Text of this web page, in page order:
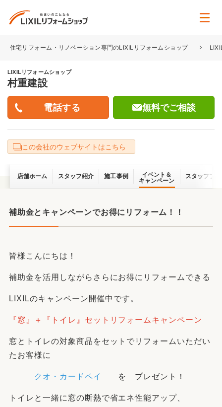
住宅リフォーム・リノベーション専門のLIXILリフォームショップ
LIXILリフォームショップ
村重建設
無料でご相談
この会社のウェブサイトはこちら
店舗ホーム スタッフ紹介 施工事例
イベント＆
キャンペーン
スタッフブ
補助金とキャンペーンでお得にリフォーム！！
皆様こんにちは！
補助金を活用しながらさらにお得にリフォームできる
LIXILのキャンペーン開催中です。
『窓』＋『トイレ』セットリフォームキャンペーン
窓とトイレの対象商品をセットでリフォームいただい
たお客様に
クオ・カードペイ を プレゼント！
トイレと一緒に窓の断熱で省エネ性能アップ、